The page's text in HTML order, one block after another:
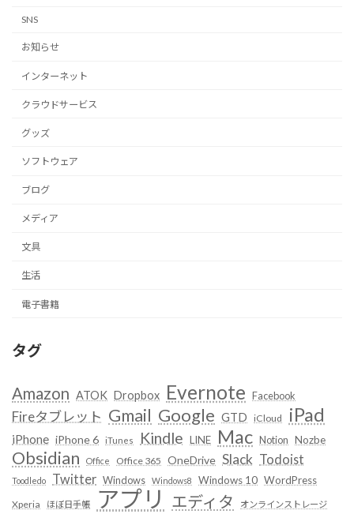
SNS
お知らせ
インターネット
クラウドサービス
グッズ
ソフトウェア
ブログ
メディア
文具
生活
電子書籍
タグ
Amazon ATOK Dropbox Evernote Facebook
Fireタブレット Gmail Google GTD iCloud iPad
iPhone iPhone 6 iTunes Kindle LINE Mac Notion Nozbe
Obsidian Office Office 365 OneDrive Slack Todoist
Toodledo Twitter Windows Windows8 Windows 10 WordPress
Xperia ほぼ日手帳 アプリ エディタ オンラインストレージ